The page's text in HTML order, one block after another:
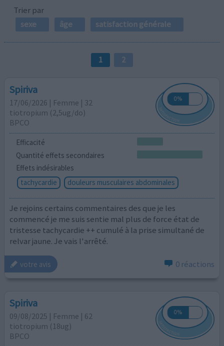
Trier par
sexe
âge satisfaction générale
1 2
Spiriva
17/06/2026 | Femme | 32
tiotropium (2,5ug/do)
BPCO
Efficacité
Quantité effets secondaires
Effets indésirables
tachycardie
douleurs musculaires abdominales
Je rejoins certains commentaires des que je les
commencé je me suis sentie mal plus de force état de
tristesse tachycardie ++ cumulé à la prise simultané de
relvar jaune. Je vais l'arrêté.
votre avis 0 réactions
Spiriva
09/08/2025 | Femme | 62
tiotropium (18ug)
BPCO